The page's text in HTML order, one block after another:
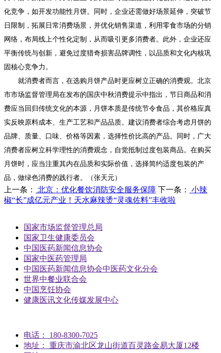
化竞争，如开发功能性月饼。同时，企业还需做好场景延伸，突破节
日限制，拓展日常消费场景，并优化销售渠道，利用零食市场的分销
网络，布局线上个性化定制，从而吸引更多消费者。此外，企业还应
平衡传统与创新，避免过度猎奇损害品牌调性，以品质和文化内核巩
固核心竞争力。
就消费者而言，在选购月饼产品时更应树立正确的消费观。北京
市市场监督管理局在发布的国庆中秋消费提示中指出，节日商品和消
费应当回归传统文化的本源，月饼本质是传统节令食品，其价格应真
实反映原料成本、生产工艺和产品品质。建议消费者综合考虑月饼的
品牌、质量、口味、价格等因素，选择性价比高的产品。同时，广大
消费者应树立科学理性的消费观念，自觉抵制过度包装商品。在购买
月饼时，应当注重其内在品质和实际价值，选择简约适度包装的产
品，做绿色消费的践行者。（张天元）
上一条： 北京：优化餐饮消防安全服务保障 下一条：
小辣
椒“长”成亿元产业！天水麻辣烫“灵魂佐料”丰收啦
国家市场监督管理总局
国家卫生健康委员会
中国医药新闻信息协会
国家中医药管理局
中国医药新闻信息协会中医药文化分会
世界中餐业联合会
中国烹饪协会
健康医讯文化传媒发展中心
电话： 180-8300-7025
地址： 重庆市渝北区龙山街道百灵路金易大厦12楼